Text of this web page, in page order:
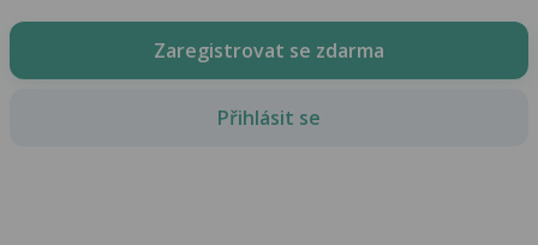
Zaregistrovat se zdarma
Přihlásit se